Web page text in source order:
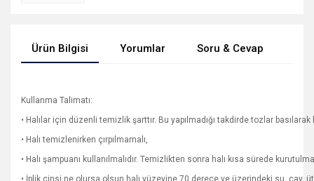
Ürün Bilgisi Yorumlar Soru & Cevap
Kullanma Talimatı:
• Halılar için düzenli temizlik şarttır. Bu yapılmadığı takdirde tozlar basılarak
• Halı temizlenirken çırpılmamalı,
• Halı şampuanı kullanılmalıdır. Temizlikten sonra halı kısa sürede
• İplik cinsi ne olursa olsun halı yüzeyine 70 derece ve üzerindeki su, çay,